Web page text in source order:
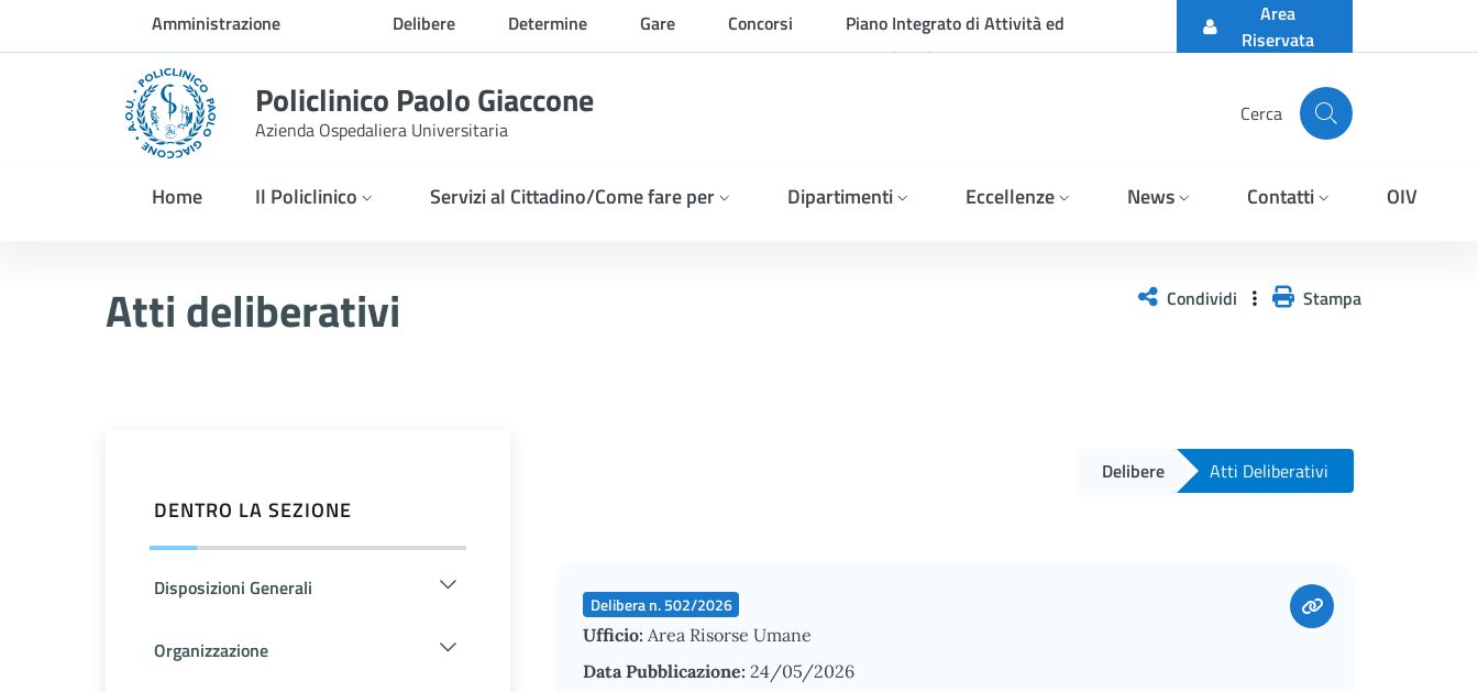
Skip to Main ContentAmministrazione
trasparente
Delibere Determine Gare Concorsi
Piano Integrato di Attività ed
Organizzazione
Area
Riservata
Policlinico Paolo Giaccone
Azienda Ospedaliera Universitaria
Cerca
Home Il Policlinico Servizi al Cittadino/Come fare per Dipartimenti Eccellenze News Contatti OIV
Atti deliberativi Condividi Stampa
DENTRO LA SEZIONE
Disposizioni Generali
Organizzazione
Delibere Atti Deliberativi
Delibera n. 502/2026
Ufficio: Area Risorse Umane
Data Pubblicazione: 24/05/2026